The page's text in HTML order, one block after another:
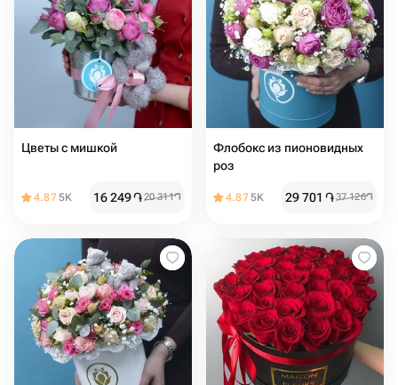
Цветы с мишкой
4.875K 16 249֏20 311֏
Флобокс из пионовидных
роз
4.875K 29 701 ֏37 126֏